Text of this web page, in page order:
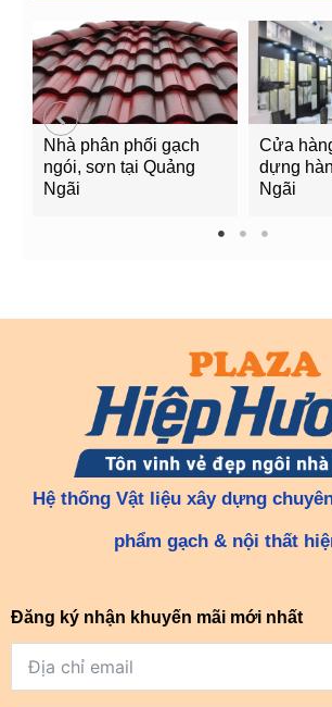
Nhà phân phối gạch
ngói, sơn tại Quảng
Ngãi
Cửa
dựng
Ngãi
1 2 3
Hệ thống Vật liệu xây dựng
phẩm gạch & nội thất
Đăng ký nhận khuyến mãi mới nhất